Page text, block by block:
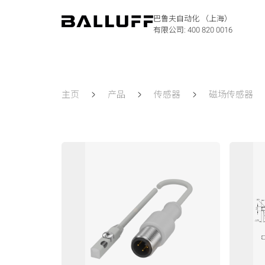
巴鲁夫自动化 （上海）
有限公司: 400 820 0016
主页 产品 传感器 磁场传感器